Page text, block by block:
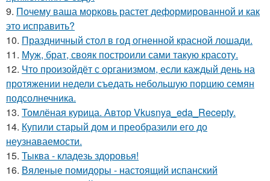
9. Почему ваша морковь растет деформированной и как
это исправить?
10. Праздничный стол в год огненной красной лошади.
11. Муж, брат, свояк построили сами такую красоту.
12. Что произойдёт с организмом, если каждый день на
протяжении недели съедать небольшую порцию семян
подсолнечника.
13. Томлёная курица. Автор Vkusnya_eda_Recepty.
14. Купили старый дом и преобразили его до
неузнаваемости.
15. Тыква - кладезь здоровья!
16. Вяленые помидоры - настоящий испанский